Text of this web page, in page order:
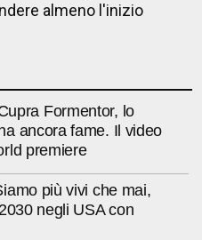
almeno l'inizio
Formentor, lo
ancora fame. Il video
premiere
più vivi che mai,
negli USA con